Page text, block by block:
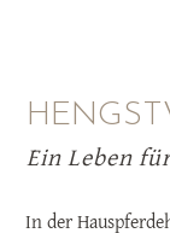
Ein Leben
In der